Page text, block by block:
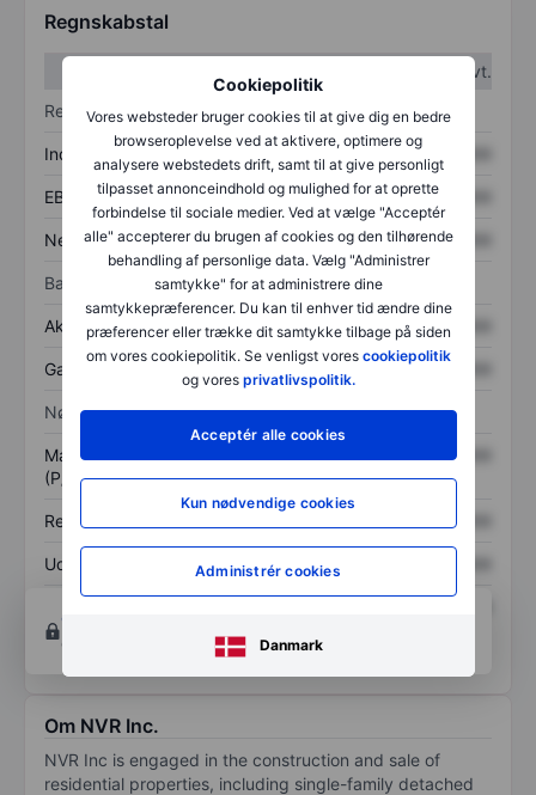
Cookiepolitik
Vores websteder bruger cookies til at give dig en bedre
browseroplevelse ved at aktivere, optimere og
analysere webstedets drift, samt til at give personligt
tilpasset annonceindhold og mulighed for at oprette
forbindelse til sociale medier. Ved at vælge "Acceptér
alle" accepterer du brugen af cookies og den tilhørende
behandling af personlige data. Vælg "Administrer
samtykke" for at administrere dine
samtykkepræferencer. Du kan til enhver tid ændre dine
præferencer eller trække dit samtykke tilbage på siden
om vores cookiepolitik. Se venligst vores cookiepolitik
og vores privatlivspolitik.
Acceptér alle cookies
Kun nødvendige cookies
Administrér cookies
Danmark
Regnskabstal
2. kvt.
Resultatopgørelse
Indtægter XXXXXXX XXXXXXX
EBITDA XXXXXXX XXXXXXX
Nettoresultat XXXXXXX XXXXXXX
Balance
Aktiver i alt XXXXXXX XXXXXXX
Gæld XXXXXXX
Nøgletal
Markedsværdi/omsætning
(P/S)
XXXXXXX
Resultat pr. aktie (EPS) XXXXXXX
Udbytte pr. aktie XXXXXXX
Opret konto
og analyse værktøjer.
Om NVR Inc.
NVR Inc is engaged in the construction and sale of
residential properties, including single-family detached